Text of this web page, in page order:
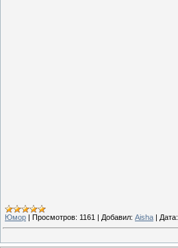
Юмор Просмотров: 1161 Добавил: Aisha Дата: